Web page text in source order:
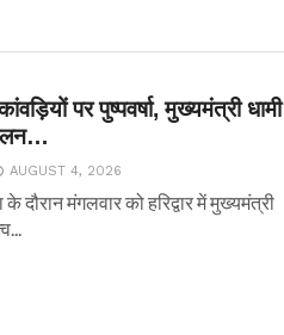
पर पुष्पवर्षा, मुख्यमंत्री धामी
AUGUST 4, 2026
के दौरान मंगलवार को हरिद्वार में मुख्यमंत्री